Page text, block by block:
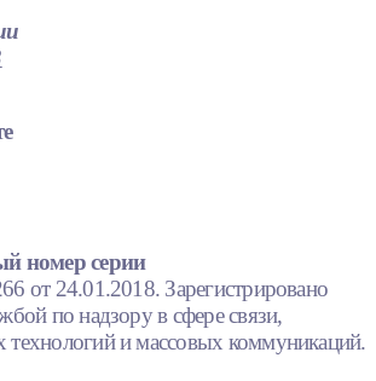
номер серии
от 24.01.2018. Зарегистрировано
по надзору в сфере связи,
и массовых коммуникаций.